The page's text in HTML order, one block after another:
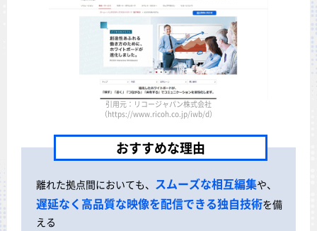
引用元：リコージャパン株式会社
（https://www.ricoh.co.jp/iwb/d）
おすすめな理由
離れた拠点間においても、 スムーズな相互編集や、
遅延なく高品質な映像を配信できる独自技術を備
える